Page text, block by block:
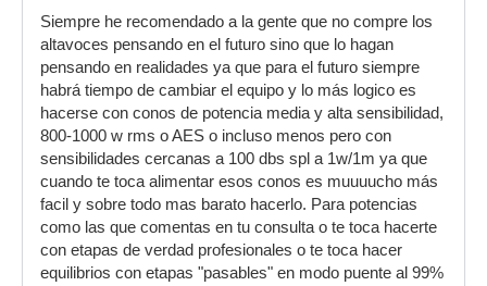
Siempre he recomendado a la gente que no compre los
altavoces pensando en el futuro sino que lo hagan
pensando en realidades ya que para el futuro siempre
habrá tiempo de cambiar el equipo y lo más logico es
hacerse con conos de potencia media y alta sensibilidad,
800-1000 w rms o AES o incluso menos pero con
sensibilidades cercanas a 100 dbs spl a 1w/1m ya que
cuando te toca alimentar esos conos es muuuucho más
facil y sobre todo mas barato hacerlo. Para potencias
como las que comentas en tu consulta o te toca hacerte
con etapas de verdad profesionales o te toca hacer
equilibrios con etapas "pasables" en modo puente al 99%